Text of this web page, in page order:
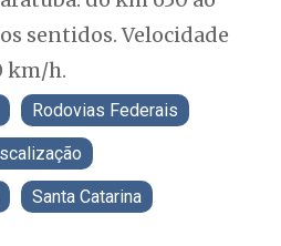
sentidos. Velocidade
km/h.
Rodovias Federais
Santa Catarina